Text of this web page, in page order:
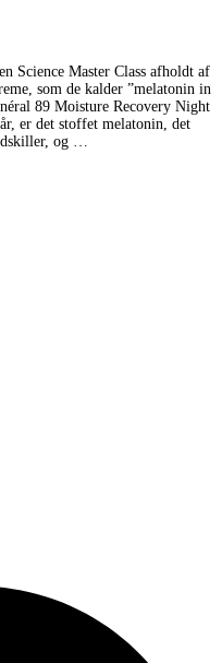
Science Master Class afholdt af
som de kalder ”melatonin in
89 Moisture Recovery Night
er det stoffet melatonin, det
og